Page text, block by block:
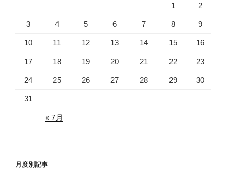
1 2
3 4 5 6 7 8 9
10 11 12 13 14 15 16
17 18 19 20 21 22 23
24 25 26 27 28 29 30
31
« 7月
月度別記事